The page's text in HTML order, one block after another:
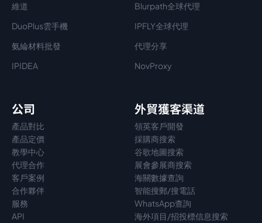
維道
Blurpath全球代理
DuoPlus雲手機
IPFLY全球代理
氨綸材料批發
代理分享
IPIDEA
NovProxy
公司
產品對比
產品定價
教學中心
代理合作
客戶案例
合作夥伴
服務
API
外貿獲客渠道
領英客戶開發
採購商搜索
谷歌地圖搜索
展會參展商搜索
海關數據查詢
智能搜郵/搜電話
WhatsApp查詢
海外項目/招投標信息搜索